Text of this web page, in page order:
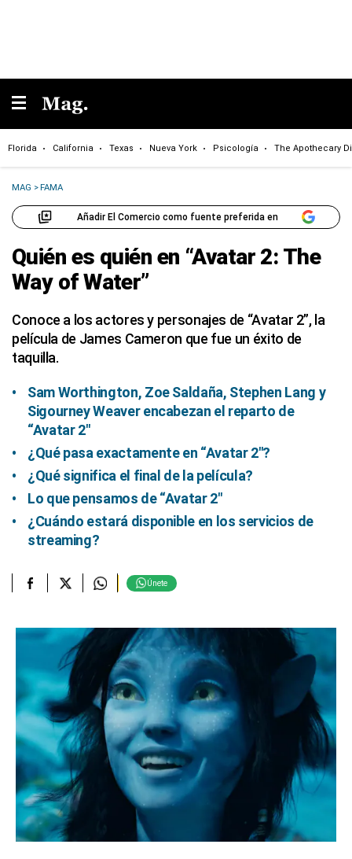
Florida California Texas Nueva York Psicología The Apothecary
MAG >FAMA
Añadir El Comercio como fuente preferida en
Quién es quién en “Avatar 2: The
Way of Water”
Conoce a los actores y personajes de “Avatar 2”, la
película de James Cameron que fue un éxito de
taquilla.
Sam Worthington, Zoe Saldaña, Stephen Lang y
Sigourney Weaver encabezan el reparto de
“Avatar 2″
¿Qué pasa exactamente en “Avatar 2″?
¿Qué significa el final de la película?
Lo que pensamos de “Avatar 2″
¿Cuándo estará disponible en los servicios de
streaming?
Únete